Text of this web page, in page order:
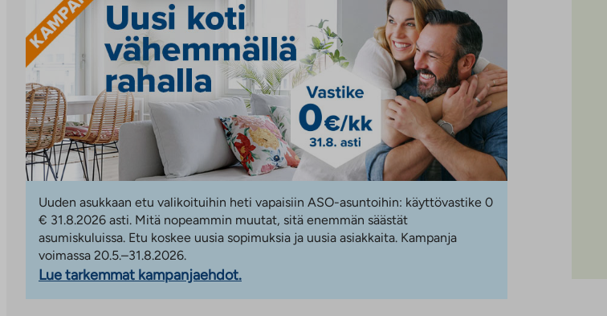
Uuden asukkaan etu valikoituihin heti vapaisiin ASO-asuntoihin: käyttövastike 0
€ 31.8.2026 asti. Mitä nopeammin muutat, sitä enemmän säästät
asumiskuluissa. Etu koskee uusia sopimuksia ja uusia asiakkaita. Kampanja
voimassa 20.5.–31.8.2026.
Lue tarkemmat kampanjaehdot.